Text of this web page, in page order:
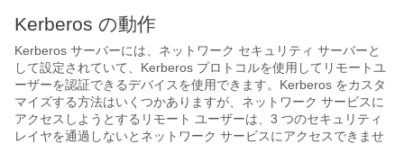
Kerberos の動作
Kerberos サーバーには、ネットワーク セキュリティ サーバーと
して設定されていて、Kerberos プロトコルを使用してリモートユ
ーザーを認証できるデバイスを使用できます。Kerberos をカスタ
マイズする方法はいくつかありますが、ネットワーク サービスに
アクセスしようとするリモート ユーザーは、3 つのセキュリティ
レイヤを通過しないとネットワーク サービスにアクセスできませ